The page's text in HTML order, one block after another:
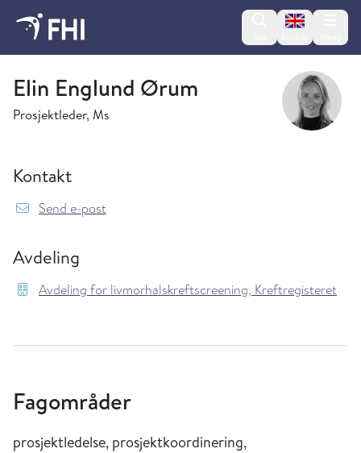
Change
Avdeling for livmorhalskreftscreening, Kreftregisteret
Elin Englund Ørum
Prosjektleder, Ms
Kontakt
Send e-post{model.translations.sendEmailTo}
Avdeling
Avdeling for livmorhalskreftscreening, Kreftregisteret
Fagområder
prosjektledelse, prosjektkoordinering,